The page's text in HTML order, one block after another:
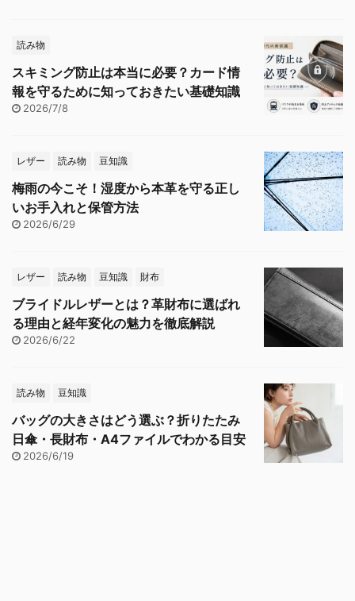
読み物
スキミング防止は本当に必要？カード情
報を守るために知っておきたい基礎知識
2026/7/8
レザー 読み物 豆知識
梅雨の今こそ！湿度から本革を守る正し
いお手入れと保管方法
2026/6/29
レザー 読み物 豆知識 財布
ブライドルレザーとは？革財布に選ばれ
る理由と経年変化の魅力を徹底解説
2026/6/22
読み物 豆知識
バッグの大きさはどう選ぶ？折りたたみ
日傘・長財布・A4ファイルでわかる目安
2026/6/19